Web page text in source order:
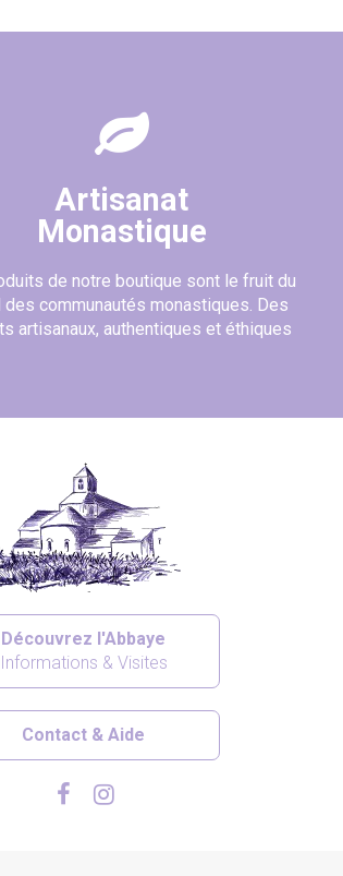
Artisanat
Monastique
de notre boutique sont le fruit du
des communautés monastiques. Des
artisanaux, authentiques et éthiques
Découvrez l'Abbaye
Informations & Visites
Contact & Aide